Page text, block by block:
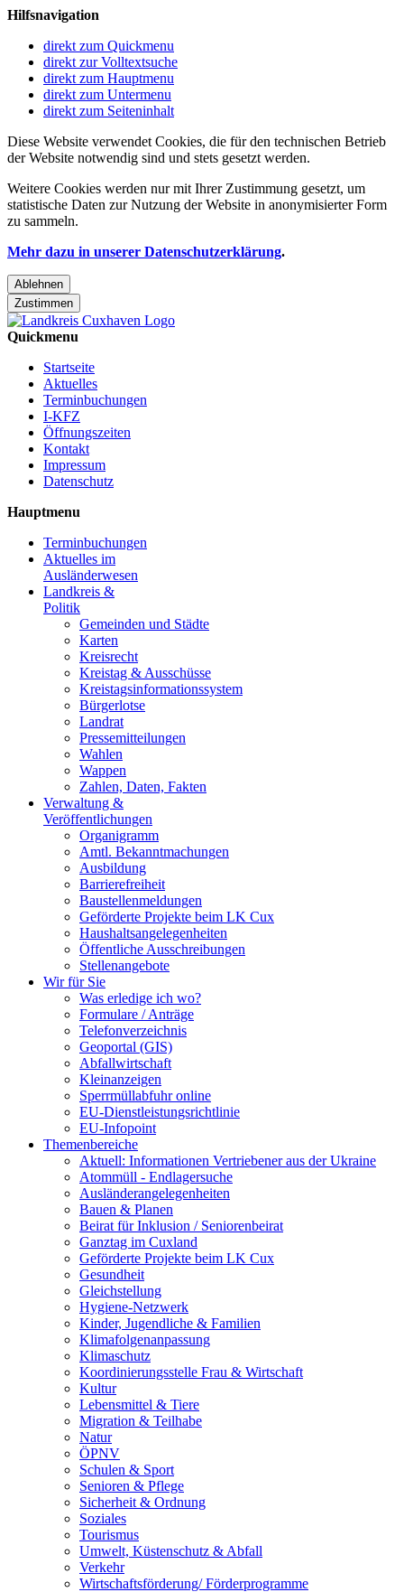
Hilfsnavigation
direkt zum Quickmenu
direkt zur Volltextsuche
direkt zum Hauptmenu
direkt zum Untermenu
direkt zum Seiteninhalt
Diese Website verwendet Cookies, die für den technischen Betrieb
der Website notwendig sind und stets gesetzt werden.
Weitere Cookies werden nur mit Ihrer Zustimmung gesetzt, um
statistische Daten zur Nutzung der Website in anonymisierter Form
zu sammeln.
Mehr dazu in unserer Datenschutzerklärung.
Ablehnen
Zustimmen
Quickmenu
Startseite
Aktuelles
Terminbuchungen
I-KFZ
Öffnungszeiten
Kontakt
Impressum
Datenschutz
Hauptmenu
Terminbuchungen
Aktuelles im
Ausländerwesen
Landkreis &
Politik
Gemeinden und Städte
Karten
Kreisrecht
Kreistag & Ausschüsse
Kreistagsinformationssystem
Bürgerlotse
Landrat
Pressemitteilungen
Wahlen
Wappen
Zahlen, Daten, Fakten
Verwaltung &
Veröffentlichungen
Organigramm
Amtl. Bekanntmachungen
Ausbildung
Barrierefreiheit
Baustellenmeldungen
Geförderte Projekte beim LK Cux
Haushaltsangelegenheiten
Öffentliche Ausschreibungen
Stellenangebote
Wir für Sie
Was erledige ich wo?
Formulare / Anträge
Telefonverzeichnis
Geoportal (GIS)
Abfallwirtschaft
Kleinanzeigen
Sperrmüllabfuhr online
EU-Dienstleistungsrichtlinie
EU-Infopoint
Themenbereiche
Aktuell: Informationen Vertriebener aus der Ukraine
Atommüll - Endlagersuche
Ausländerangelegenheiten
Bauen & Planen
Beirat für Inklusion / Seniorenbeirat
Ganztag im Cuxland
Geförderte Projekte beim LK Cux
Gesundheit
Gleichstellung
Hygiene-Netzwerk
Kinder, Jugendliche & Familien
Klimafolgenanpassung
Klimaschutz
Koordinierungsstelle Frau & Wirtschaft
Kultur
Lebensmittel & Tiere
Migration & Teilhabe
Natur
ÖPNV
Schulen & Sport
Senioren & Pflege
Sicherheit & Ordnung
Soziales
Tourismus
Umwelt, Küstenschutz & Abfall
Verkehr
Wirtschaftsförderung/ Förderprogramme